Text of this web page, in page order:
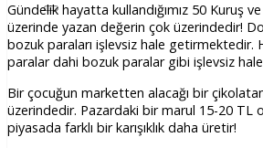
Gündelik hayatta kullandığımız 50 Kuruş
üzerinde yazan değerin çok üzerindedir!
bozuk paraları işlevsiz hale getirmektedir.
paralar dahi bozuk paralar gibi işlevsiz
Bir çocuğun marketten alacağı bir
üzerindedir. Pazardaki bir marul 15-20 TL
piyasada farklı bir karışıklık daha üretir!